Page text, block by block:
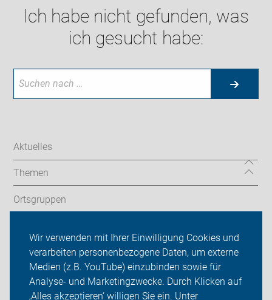
Wir verwenden mit Ihrer Einwilligung Cookies und
verarbeiten personenbezogene Daten, um externe
Medien (z.B. YouTube) einzubinden sowie für
Analyse- und Marketingzwecke. Durch Klicken auf
‚Alles akzeptieren‘ willigen Sie ein. Unter
Ich habe nicht gefunden, was
ich gesucht habe:
Aktuelles
Themen
Ortsgruppen
ADFC Bonn/Rhein-Sieg
Sei dabei